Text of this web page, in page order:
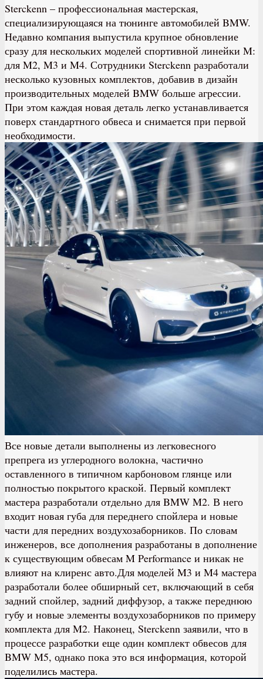
Sterckenn – профессиональная мастерская,
специализирующаяся на тюнинге автомобилей BMW.
Недавно компания выпустила крупное обновление
сразу для нескольких моделей спортивной линейки M:
для M2, M3 и M4. Сотрудники Sterckenn разработали
несколько кузовных комплектов, добавив в дизайн
производительных моделей BMW больше агрессии.
При этом каждая новая деталь легко устанавливается
поверх стандартного обвеса и снимается при первой
необходимости.
Все новые детали выполнены из легковесного
препрега из углеродного волокна, частично
оставленного в типичном карбоновом глянце или
полностью покрытого краской. Первый комплект
мастера разработали отдельно для BMW M2. В него
входит новая губа для переднего спойлера и новые
части для передних воздухозаборников. По словам
инженеров, все дополнения разработаны в дополнение
к существующим обвесам M Performance и никак не
влияют на клиренс авто.Для моделей M3 и M4 мастера
разработали более обширный сет, включающий в себя
задний спойлер, задний диффузор, а также переднюю
губу и новые элементы воздухозаборников по примеру
комплекта для M2. Наконец, Sterckenn заявили, что в
процессе разработки еще один комплект обвесов для
BMW M5, однако пока это вся информация, которой
поделились мастера.